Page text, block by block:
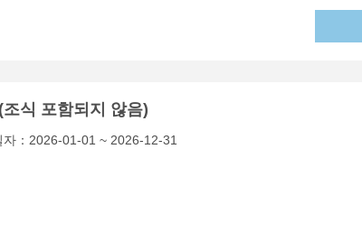
식 포함되지 않음)
자：2026-01-01 ~ 2026-12-31